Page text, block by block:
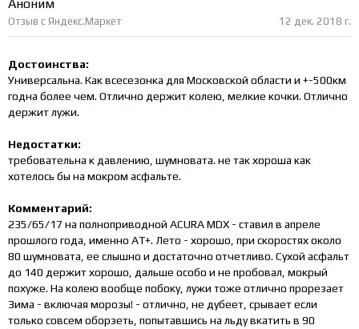
Аноним
12 дек. 2018 г.
Отзыв с Яндекс.Маркет
Достоинства:
Универсальна. Как всесезонка для Московской области и +-500км
годна более чем. Отлично держит колею, мелкие кочки. Отлично
держит лужи.
Недостатки:
требовательна к давлению, шумновата. не так хороша как
хотелось бы на мокром асфальте.
Комментарий:
235/65/17 на полноприводной ACURA MDX - ставил в апреле
прошлого года, именно AT+. Лето - хорошо, при скоростях около
80 шумновата, ее слышно и достаточно отчетливо. Сухой асфальт
до 140 держит хорошо, дальше особо и не пробовал, мокрый
похуже. На колею вообще побоку, лужи тоже отлично прорезает
Зима - включая морозы! - отлично, не дубеет, срывает если
только совсем оборзеть, попытавшись на льду вкатить в 90